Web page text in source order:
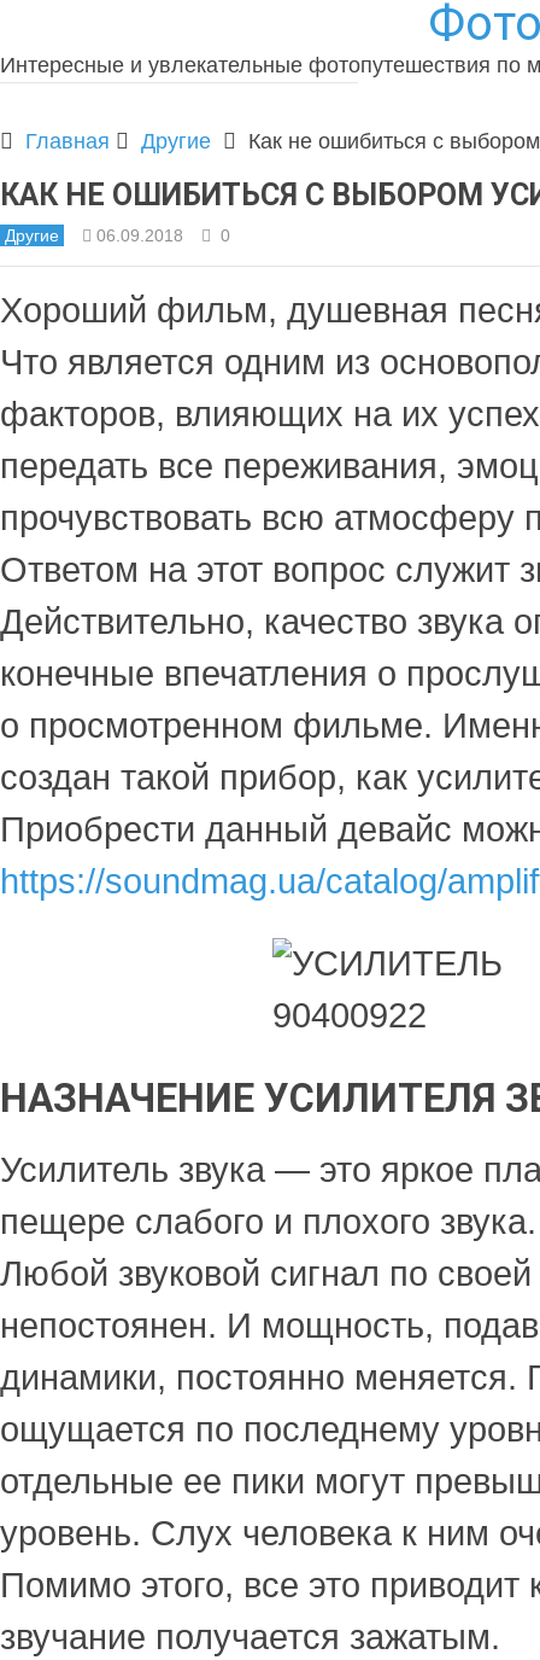
Интересные и увлекательные фотопутешествия по
Главная Другие Как не ошибиться с
КАК НЕ ОШИБИТЬСЯ С ВЫБОРОМ
Другие 06.09.2018 0
Хороший фильм, душевная
Что является одним из
факторов, влияющих на их
передать все переживания,
прочувствовать всю атмосферу
Ответом на этот вопрос служит
Действительно, качество звука
конечные впечатления о
о просмотренном фильме.
создан такой прибор, как
Приобрести данный девайс
https://soundmag.ua/catalog/
НАЗНАЧЕНИЕ УСИЛИТЕЛЯ
Усилитель звука — это яркое
пещере слабого и плохого звука.
Любой звуковой сигнал по
непостоянен. И мощность,
динамики, постоянно меняется.
ощущается по последнему
отдельные ее пики могут
уровень. Слух человека к ним
Помимо этого, все это приводит
звучание получается зажатым.